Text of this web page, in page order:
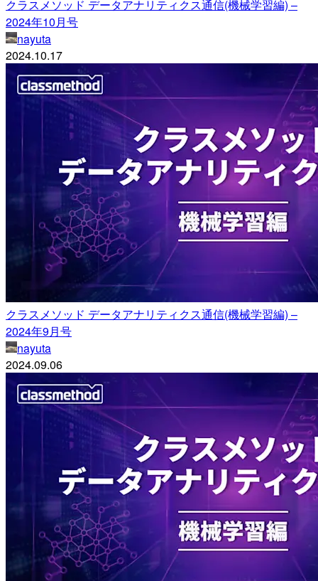
クラスメソッド データアナリティクス通信(機械学習編) –
2024年10月号
nayuta
2024.10.17
クラスメソッド データアナリティクス通信(機械学習編) –
2024年9月号
nayuta
2024.09.06